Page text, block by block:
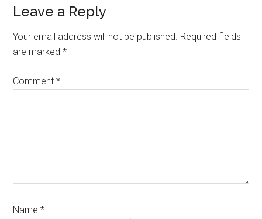
Reader
Interactions
Leave a Reply
Your email address will not be published. Required fields
are marked*
Comment*
Name*